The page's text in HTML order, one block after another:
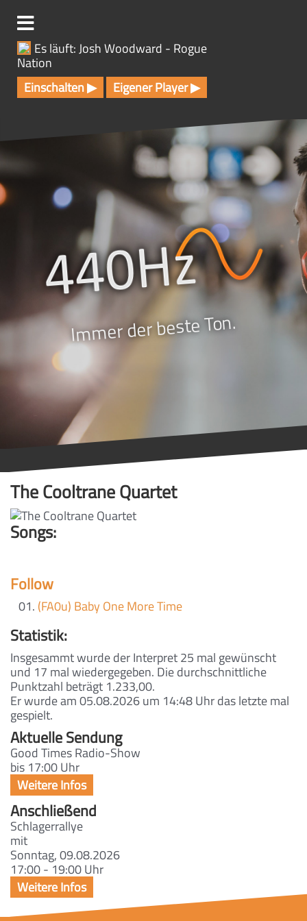
s
p
i
n
g
Es läuft: Josh Woodward - Rogue
Nation
Einschalten ▶
Eigener Player ▶
Immer der beste Ton.
The Cooltrane Quartet
Songs:
Follow
(FA0u) Baby One More Time
Statistik:
Insgesammt wurde der Interpret 25 mal gewünscht
und 17 mal wiedergegeben. Die durchschnittliche
Punktzahl beträgt 1.233,00.
Er wurde am 05.08.2026 um 14:48 Uhr das letzte mal
gespielt.
Aktuelle Sendung
Good Times Radio-Show
bis 17:00 Uhr
Anschließend
Schlagerrallye
mit
Sonntag, 09.08.2026
17:00 - 19:00 Uhr